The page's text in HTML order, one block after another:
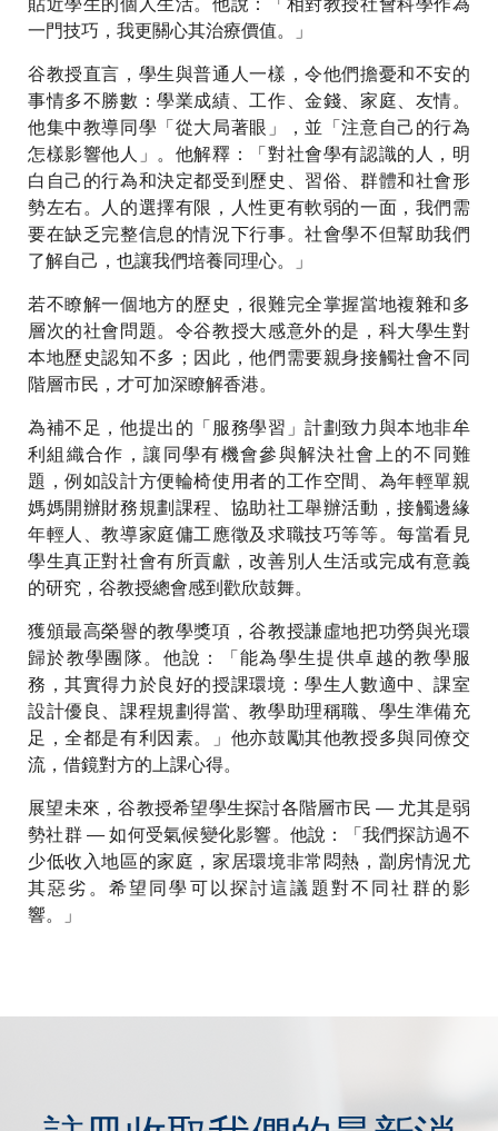
一門技巧，我更關心其治療價值。」
谷教授直言，學生與普通人一樣，令他們擔憂和不安的
事情多不勝數：學業成績、工作、金錢、家庭、友情。
他集中教導同學「從大局著眼」，並「注意自己的行為
怎樣影響他人」。他解釋：「對社會學有認識的人，明
白自己的行為和決定都受到歷史、習俗、群體和社會形
勢左右。人的選擇有限，人性更有軟弱的一面，我們需
要在缺乏完整信息的情況下行事。社會學不但幫助我們
了解自己，也讓我們培養同理心。」
若不瞭解一個地方的歷史，很難完全掌握當地複雜和多
層次的社會問題。令谷教授大感意外的是，科大學生對
本地歷史認知不多；因此，他們需要親身接觸社會不同
階層市民，才可加深瞭解香港。
為補不足，他提出的「服務學習」計劃致力與本地非牟
利組織合作，讓同學有機會參與解決社會上的不同難
題，例如設計方便輪椅使用者的工作空間、為年輕單親
媽媽開辦財務規劃課程、協助社工舉辦活動，接觸邊緣
年輕人、教導家庭傭工應徵及求職技巧等等。每當看見
學生真正對社會有所貢獻，改善別人生活或完成有意義
的研究，谷教授總會感到歡欣鼓舞。
獲頒最高榮譽的教學獎項，谷教授謙虛地把功勞與光環
歸於教學團隊。他說：「能為學生提供卓越的教學服
務，其實得力於良好的授課環境：學生人數適中、課室
設計優良、課程規劃得當、教學助理稱職、學生準備充
足，全都是有利因素。」他亦鼓勵其他教授多與同僚交
流，借鏡對方的上課心得。
展望未來，谷教授希望學生探討各階層市民 — 尤其是弱
勢社群 — 如何受氣候變化影響。他說：「我們探訪過不
少低收入地區的家庭，家居環境非常悶熱，劏房情況尤
其惡劣。希望同學可以探討這議題對不同社群的影
響。」